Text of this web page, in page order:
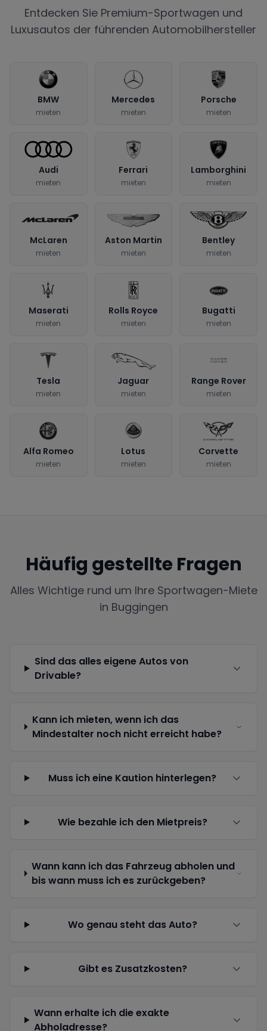
Entdecken Sie Premium-Sportwagen und
Luxusautos der führenden Automobilhersteller
BMW
mieten
Mercedes
mieten
Porsche
mieten
Audi
mieten
Ferrari
mieten
Lamborghini
mieten
McLaren
mieten
Aston Martin
mieten
Bentley
mieten
Maserati
mieten
Rolls Royce
mieten
Bugatti
mieten
Tesla
mieten
Jaguar
mieten
Range Rover
mieten
Alfa Romeo
mieten
Lotus
mieten
Corvette
mieten
Häufig gestellte Fragen
Alles Wichtige rund um Ihre Sportwagen-Miete
in Buggingen
Sind das alles eigene Autos von
Drivable?
Kann ich mieten, wenn ich das
Mindestalter noch nicht erreicht habe?
Muss ich eine Kaution hinterlegen?
Wie bezahle ich den Mietpreis?
Wann kann ich das Fahrzeug abholen und
bis wann muss ich es zurückgeben?
Wo genau steht das Auto?
Gibt es Zusatzkosten?
Wann erhalte ich die exakte
Abholadresse?